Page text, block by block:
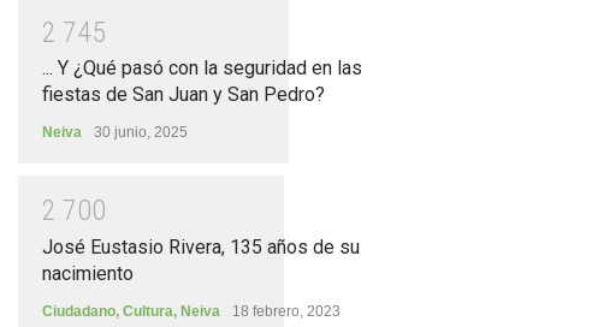
2 745
... Y ¿Qué pasó con la seguridad en las
fiestas de San Juan y San Pedro?
Neiva 30 junio, 2025
2 700
José Eustasio Rivera, 135 años de su
nacimiento
Ciudadano, Cultura, Neiva 18 febrero, 2023